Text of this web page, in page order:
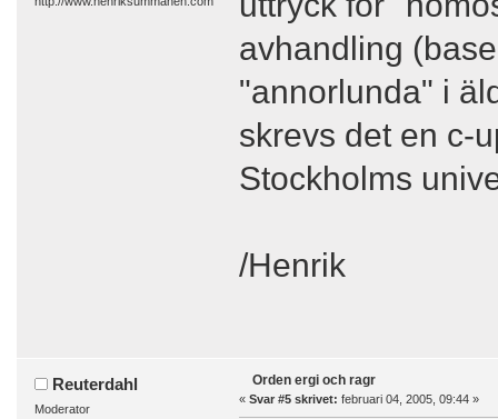
avhandling
"annorlunda" i
skrevs det en c-
Stockholms
/Henrik
Reuterdahl
Moderator
Orden ergi och ragr
« Svar #5 skrivet: februari 04, 2005, 09:44 »